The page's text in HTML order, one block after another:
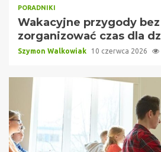
PORADNIKI
Wakacyjne przygody
zorganizować czas dla
Szymon Walkowiak 10 czerwca 2026